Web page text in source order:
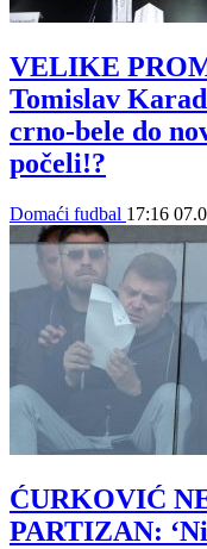
VELIKE
Tomislav
crno-bele do
počeli!?
Domaći fudbal 17:16
ĆURKOVIĆ
PARTIZAN: